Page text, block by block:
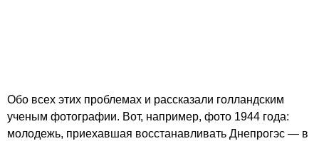
Обо всех этих проблемах и рассказали голландским
ученым фотографии. Вот, например, фото 1944 года:
молодежь, приехавшая восстанавливать Днепрогэс — в